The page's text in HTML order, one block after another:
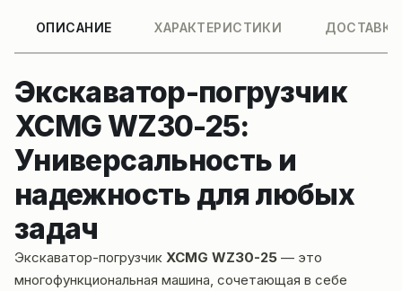
ОПИСАНИЕ ХАРАКТЕРИСТИКИ
Экскаватор-погрузчик
XCMG WZ30-25:
Универсальность и
надежность для любых
задач
Экскаватор-погрузчик XCMG WZ30-25 — это
многофункциональная машина, сочетающая в себе